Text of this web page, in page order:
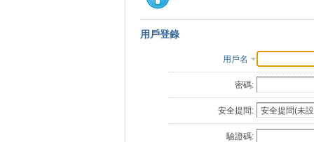
用戶登錄
用戶名
密碼:
安全提問:
驗證碼: